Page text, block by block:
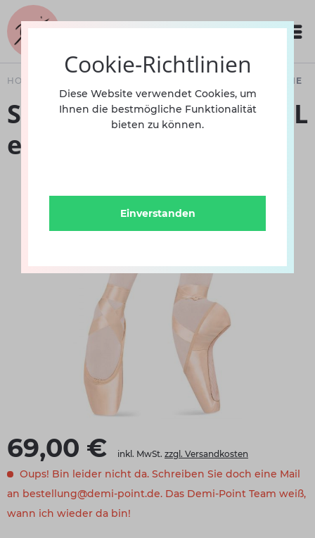
HOME SPITZENSCHUHE
Spitzenschuh S1310S BL
extra hart
69,00 € inkl. MwSt. zzgl. Versandkosten
Oups! Bin leider nicht da. Schreiben Sie doch eine Mail
an bestellung@demi-point.de. Das Demi-Point Team weiß,
wann ich wieder da bin!
Cookie-Richtlinien
Diese Website verwendet Cookies, um
Ihnen die bestmögliche Funktionalität
bieten zu können.
Einverstanden